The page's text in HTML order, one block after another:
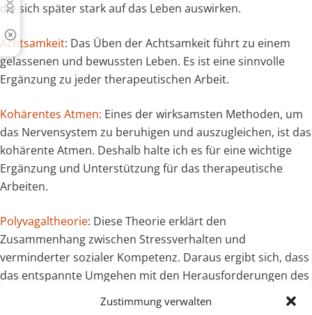
Zustimmung verwalten
die sich später stark auf das Leben auswirken.
Achtsamkeit: Das Üben der Achtsamkeit führt zu einem
gelassenen und bewussten Leben. Es ist eine sinnvolle
Ergänzung zu jeder therapeutischen Arbeit.
Kohärentes Atmen: Eines der wirksamsten Methoden, um
das Nervensystem zu beruhigen und auszugleichen, ist das
kohärente Atmen. Deshalb halte ich es für eine wichtige
Ergänzung und Unterstützung für das therapeutische
Arbeiten.
Polyvagaltheorie: Diese Theorie erklärt den
Zusammenhang zwischen Stressverhalten und
verminderter sozialer Kompetenz. Daraus ergibt sich, dass
das entspannte Umgehen mit den Herausforderungen des
Lebens zu einem zentralen Ziel der Therapie zählt.